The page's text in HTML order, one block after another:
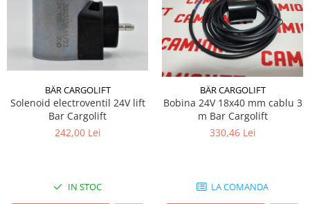
BÄR CARGOLIFT
Solenoid electroventil 24V lift
Bar Cargolift
242,00 Lei
IN STOC
BÄR CARGOLIFT
Bobina 24V 18x40 mm cablu 3
m Bar Cargolift
330,46 Lei
LA COMANDA